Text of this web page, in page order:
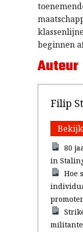
beginnen
Auteur
Filip
80
in
Hoe